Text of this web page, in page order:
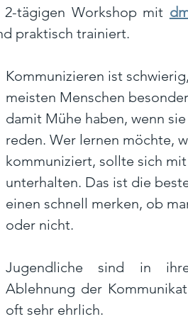
tägigen Workshop mit
praktisch trainiert.
Kommunizieren ist
meisten Menschen
damit Mühe haben, wenn
reden. Wer lernen möchte,
kommuniziert, sollte sich
unterhalten. Das ist die
einen schnell merken, ob
oder nicht.
Jugendliche sind in
Ablehnung der
oft sehr ehrlich.